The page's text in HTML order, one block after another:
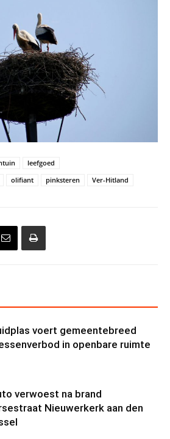
leefgoed
olifiant pinksteren Ver-Hitland
voert gemeentebreed
in openbare ruimte
verwoest na brand
Nieuwerkerk aan den